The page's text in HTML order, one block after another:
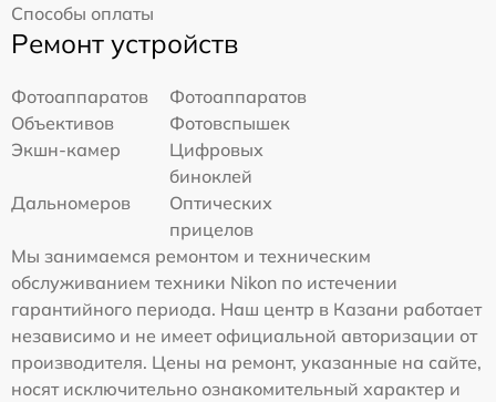
Способы оплаты
Ремонт устройств
Фотоаппаратов
Фотоаппаратов
Объективов
Фотовспышек
Экшн-камер
Цифровых
биноклей
Дальномеров
Оптических
прицелов
Мы занимаемся ремонтом и техническим
обслуживанием техники Nikon по истечении
гарантийного периода. Наш центр в Казани работает
независимо и не имеет официальной авторизации от
производителя. Цены на ремонт, указанные на сайте,
носят исключительно ознакомительный характер и